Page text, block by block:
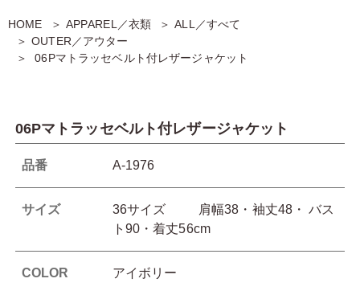
HOME APPAREL／衣類
ALL／すべて
OUTER／アウター
06Pマトラッセベルト付レザージャケット
06Pマトラッセベルト付レザージャケット
品番 A-1976
サイズ
36サイズ 肩幅38・袖丈48・ バス
ト90・着丈56cm
COLOR アイボリー